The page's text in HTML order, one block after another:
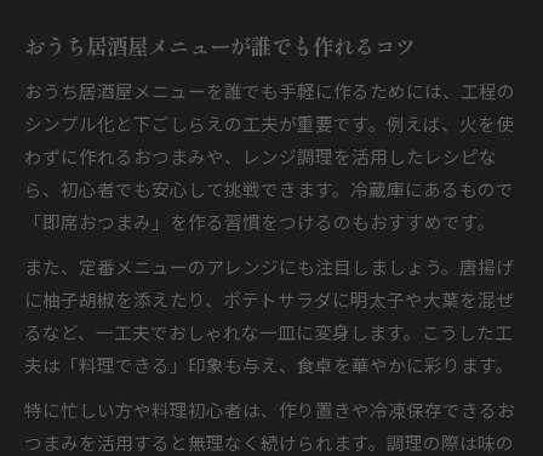
おうち居酒屋メニューが誰でも作れるコツ
おうち居酒屋メニューを誰でも手軽に作るためには、工程の
シンプル化と下ごしらえの工夫が重要です。例えば、火を使
わずに作れるおつまみや、レンジ調理を活用したレシピな
ら、初心者でも安心して挑戦できます。冷蔵庫にあるもので
「即席おつまみ」を作る習慣をつけるのもおすすめです。
また、定番メニューのアレンジにも注目しましょう。唐揚げ
に柚子胡椒を添えたり、ポテトサラダに明太子や大葉を混ぜ
るなど、一工夫でおしゃれな一皿に変身します。こうした工
夫は「料理できる」印象も与え、食卓を華やかに彩ります。
特に忙しい方や料理初心者は、作り置きや冷凍保存できるお
つまみを活用すると無理なく続けられます。調理の際は味の